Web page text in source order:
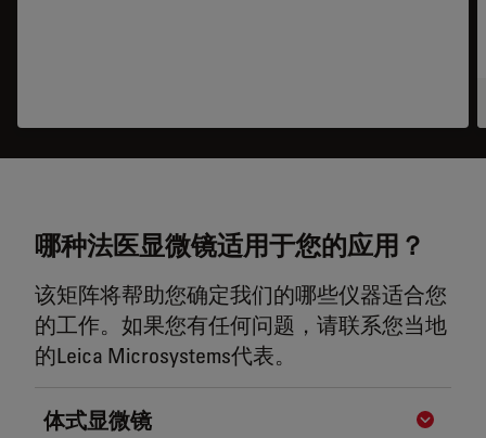
哪种法医显微镜适用于您的应用？
该矩阵将帮助您确定我们的哪些仪器适合您
的工作。如果您有任何问题，请联系您当地
的Leica Microsystems代表。
体式显微镜 Show